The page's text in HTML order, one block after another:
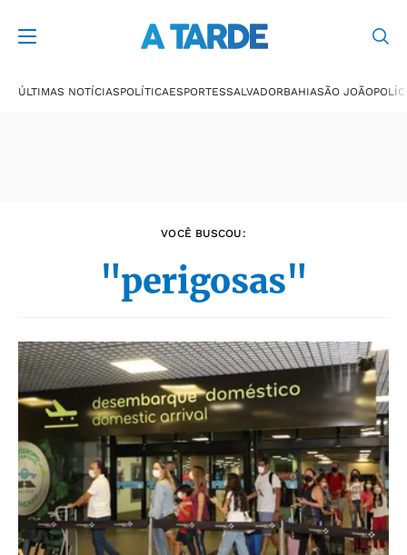
ÚLTIMAS NOTÍCIASPOLÍTICAESPORTESSALVADORBAHIASÃO JOÃO
VOCÊ BUSCOU:
"perigosas"